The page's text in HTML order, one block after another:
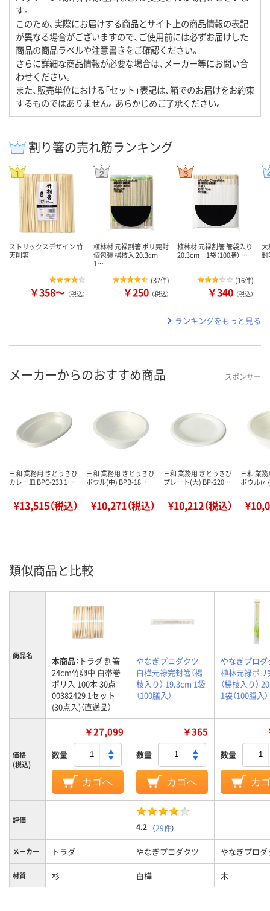
す。
このため、実際にお届けする商品とサイト上の商品情報の表記
が異なる場合がございますので、ご使用前には必ずお届けした
商品の商品ラベルや注意書きをご確認ください。
さらに詳細な商品情報が必要な場合は、メーカー等にお問い合
わせください。
また、販売単位における「セット」表記は、箱でのお届けをお約束
するものではありません。あらかじめご了承ください。
割り箸の売れ筋ランキング
ストリックスデザイン 竹
天削箸
￥358～ （税込）
植林材 元禄割箸 ポリ完封
個包装 楊枝入 20.3cm
1…
(37件)
￥250 （税込）
植林材 元禄割箸 箸袋入り
20.3cm 1袋（100膳） …
(16件)
￥340 （税込）
大
封
ランキングをもっと見る
メーカーからのおすすめ商品 スポンサー
三和 業務用 さとうきび
カレー皿 BPC-233 1…
¥13,515（税込）
三和 業務用 さとうきび
ボウル(中) BPB-18 …
¥10,271（税込）
三和 業務用 さとうきび
プレート(大) BP-220…
¥10,212（税込）
三和 業
ボウル(
類似商品と比較
商品名 本商品： トラダ 割箸
24cm竹卵中 白帯巻
ポリ入 100本 30点
00382429 1セット
(30点入)（直送品）
やなぎプロダクツ
白樺元禄完封箸（楊
枝入り） 19.3cm 1袋
（100膳入）
やなぎプロダ
植林元禄ポリ
（楊枝入り）
1袋（100膳入）
価格
(税込)
￥27,099
数量
カゴへ
￥365
数量
カゴへ
数量
カ
評価
4.2 （29件）
メーカー トラダ やなぎプロダクツ やなぎプロダ
材質 杉 白樺 木